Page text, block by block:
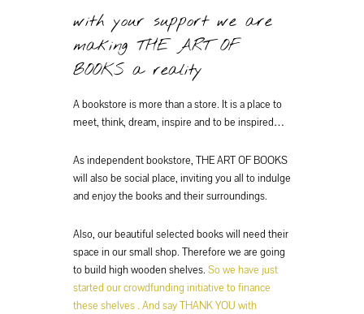
with your support we are
making THE ART OF
BOOKS a reality
A bookstore is more than a store. It is a place to
meet, think, dream, inspire and to be inspired…
As independent bookstore, THE ART OF BOOKS
will also be social place, inviting you all to indulge
and enjoy the books and their surroundings.
Also, our beautiful selected books will need their
space in our small shop. Therefore we are going
to build high wooden shelves. So we have just
started our crowdfunding initiative to finance
these shelves . And say THANK YOU with